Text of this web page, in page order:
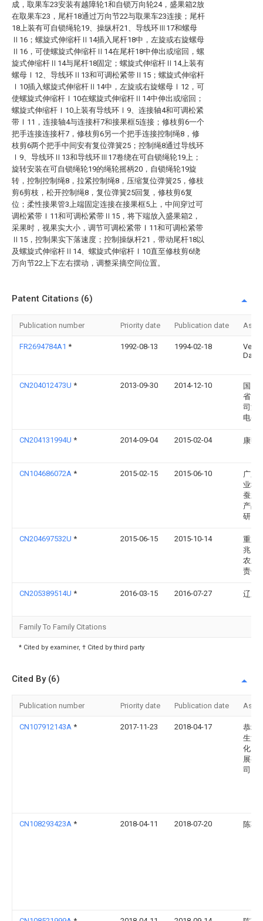
成，取果车23安装有越障轮1和自锁万向轮24，盛果箱2放
在取果车23，尾杆18通过万向节22与取果车23连接；尾杆
18上装有可自锁绳轮19、操纵杆21、导线环Ⅲ17和螺母
Ⅱ16；螺旋式伸缩杆Ⅱ14插入尾杆18中，左旋或右旋螺母
Ⅱ16，可使螺旋式伸缩杆Ⅱ14在尾杆18中伸出或缩回，螺
旋式伸缩杆Ⅱ14与尾杆18固定；螺旋式伸缩杆Ⅱ14上装有
螺母Ⅰ12、导线环Ⅱ13和可调松紧带Ⅱ15；螺旋式伸缩杆
Ⅰ10插入螺旋式伸缩杆Ⅱ14中，左旋或右旋螺母Ⅰ12，可
使螺旋式伸缩杆Ⅰ10在螺旋式伸缩杆Ⅱ14中伸出或缩回；
螺旋式伸缩杆Ⅰ10上装有导线环Ⅰ9、连接轴4和可调松紧
带Ⅰ11，连接轴4与连接杆7和接果框5连接；修枝剪6一个
把手连接连接杆7，修枝剪6另一个把手连接控制绳8，修
枝剪6两个把手中间安有复位弹簧25；控制绳8通过导线环
Ⅰ9、导线环Ⅱ13和导线环Ⅲ17卷绕在可自锁绳轮19上；
旋转安装在可自锁绳轮19的绳轮摇柄20，自锁绳轮19旋
转，控制控制绳8，拉紧控制绳8，压缩复位弹簧25，修枝
剪6剪枝，松开控制绳8，复位弹簧25回复，修枝剪6复
位；柔性接果管3上端固定连接在接果框5上，中间穿过可
调松紧带Ⅰ11和可调松紧带Ⅱ15，将下端放入盛果箱2，
采果时，视果实大小，调节可调松紧带Ⅰ11和可调松紧带
Ⅱ15，控制果实下落速度；控制操纵杆21，带动尾杆18以
及螺旋式伸缩杆Ⅱ14、螺旋式伸缩杆Ⅰ10直至修枝剪6绕
万向节22上下左右摆动，调整采摘空间位置。
Patent Citations (6)
Publication number Priority date Publication date
FR2694784A1 * 1992-08-13 1994-02-18
CN204012473U * 2013-09-30 2014-12-10
国网
省电
司海
电公
CN204131994U * 2014-09-04 2015-02-04 康明
CN104686072A * 2015-02-15 2015-06-10
广东
业科
蚕业
产品
研究
CN204697532U * 2015-06-15 2015-10-14
重庆
兆山
农业
责任
CN205389514U * 2016-03-15 2016-07-27 辽东
Family To Family Citations
* Cited by examiner, † Cited by third party
Cited By (6)
Publication number Priority date Publication date
CN107912143A * 2017-11-23 2018-04-17
恭城
生油
化产
展有
司
CN108293423A * 2018-04-11 2018-07-20 陈巧